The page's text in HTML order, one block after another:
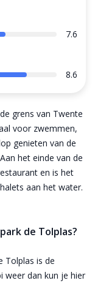
grens van Twente
voor zwemmen,
genieten van de
het einde van de
en is het
aan het water.
de Tolplas?
Tolplas is de
weer dan kun je hier
7.6
8.6